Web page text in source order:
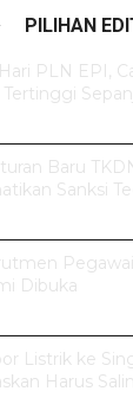
PILIHAN
PLN EPI,
Tertinggi
Baru
Sanksi
Dibuka
Listrik ke
Harus